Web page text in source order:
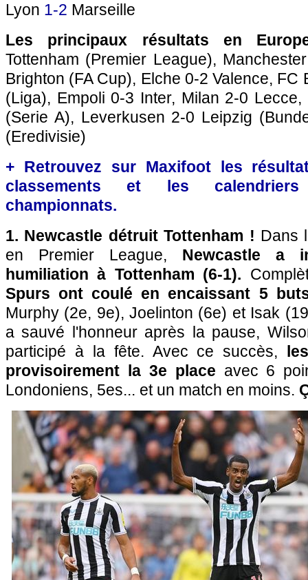
Lyon 1-2 Marseille
Les principaux résultats en
Tottenham (Premier League),
Brighton (FA Cup), Elche 0-2 Valence, FC
(Liga), Empoli 0-3 Inter, Milan 2-0
(Serie A), Leverkusen 2-0 Leipzig
(Eredivisie)
+ Retrouvez sur Maxifoot les
classements et les
championnats.
1. Newcastle détruit Tottenham ! Dans
en Premier League, Newcastle a
humiliation à Tottenham (6-1).
Spurs ont coulé en encaissant 5
Murphy (2e, 9e), Joelinton (6e) et Isak
a sauvé l'honneur après la pause,
participé à la fête. Avec ce succès,
provisoirement la 3e place avec 6
Londoniens, 5es... et un match en moins.